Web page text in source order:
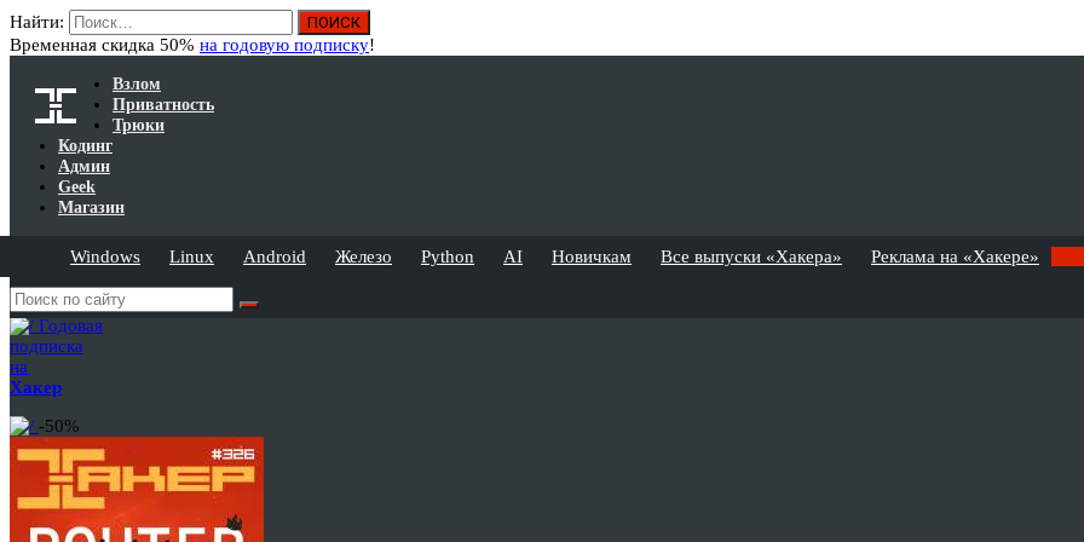
Найти:
Временная скидка 50% на годовую подписку!
Взлом
Приватность
Трюки
Кодинг
Админ
Geek
Магазин
Windows Linux Android Железо Python AI Новичкам Все выпуски «Хакера» Реклама на «Хакере»
Годовая
подписка
на
Хакер
-50%